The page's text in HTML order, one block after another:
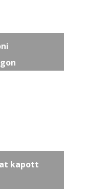
kapott